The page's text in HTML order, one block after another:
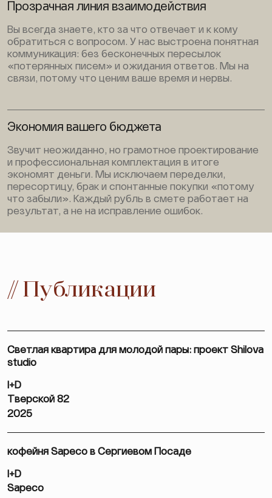
Прозрачная линия взаимодействия
Вы всегда знаете, кто за что отвечает и к кому
обратиться с вопросом. У нас выстроена понятная
коммуникация: без бесконечных пересылок
«потерянных писем» и ожидания ответов. Мы на
связи, потому что ценим ваше время и нервы.
Экономия вашего бюджета
Звучит неожиданно, но грамотное проектирование
и профессиональная комплектация в итоге
экономят деньги. Мы исключаем переделки,
пересортицу, брак и спонтанные покупки «потому
что забыли». Каждый рубль в смете работает на
результат, а не на исправление ошибок.
// Публикации
Светлая квартира для молодой пары: проект Shilova
studio
I+D
Тверской 82
2025
кофейня Sapeco в Сергиевом Посаде
I+D
Sapeco